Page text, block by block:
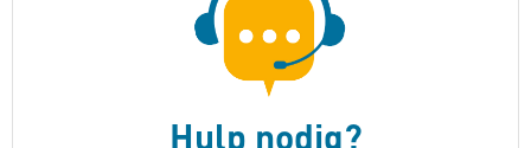
Hulp nodig?